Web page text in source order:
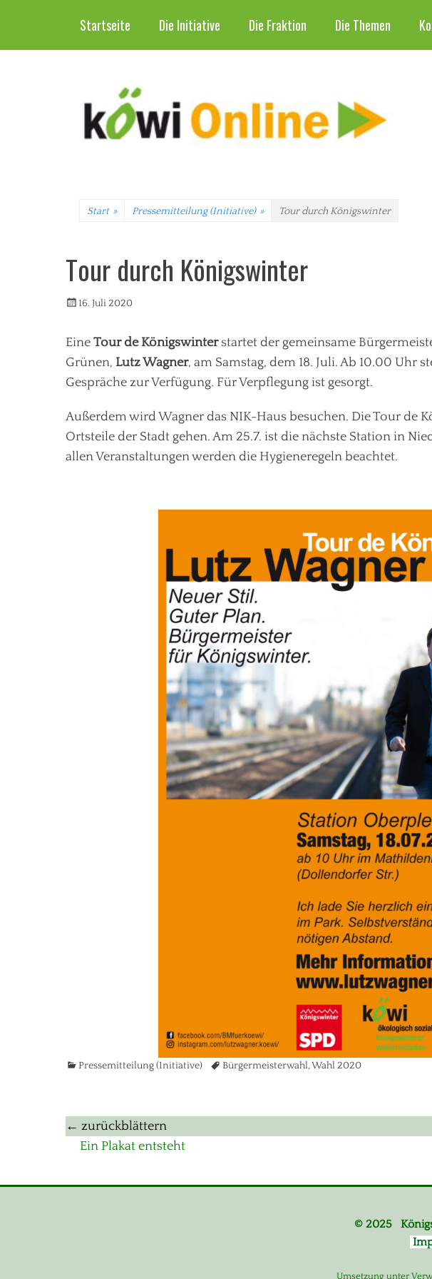
zumStartseite Die Initiative Die Fraktion Die Themen
Start » Pressemitteilung (Initiative) » Tour durch Königswinter
Tour durch Königswinter
Veröffentlicht
16. Juli 2020
Eine Tour de Königswinterstartet der gemeinsame
Grünen, Lutz Wagner, am Samstag, dem 18. Juli. Ab 10.00 Uhr
Gespräche zur Verfügung. Für Verpflegung ist gesorgt.
Außerdem wird Wagner das NIK-Haus besuchen. Die Tour de
Ortsteile der Stadt gehen. Am 25.7. ist die nächste Station in
allen Veranstaltungen werden die Hygieneregeln beachtet.
Kategorien
Pressemitteilung (Initiative) TagsBürgermeisterwahl,Wahl 2020
Beitragsnavigation
← zurückblättern
Vorheriger
Ein Plakat entsteht
© 2025
Umsetzung unter